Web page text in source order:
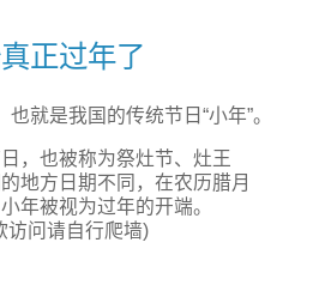
正过年了
就是我国的传统节日“小年”。
，也被称为祭灶节、灶王
地方日期不同，在农历腊月
年被视为过年的开端。
访问请自行爬墙)